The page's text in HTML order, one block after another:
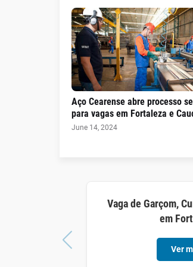
Aço Cearense abre processo
para vagas em Fortaleza e
June 14, 2024
Vaga de Garçom,
em
Ver